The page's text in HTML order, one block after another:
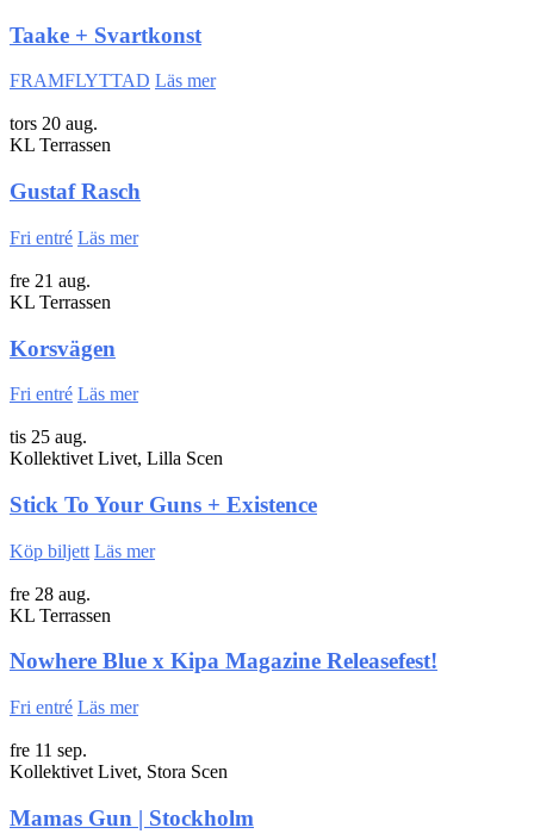
Taake + Svartkonst
FRAMFLYTTAD Läs mer
tors 20 aug.
KL Terrassen
Gustaf Rasch
Fri entré Läs mer
fre 21 aug.
KL Terrassen
Korsvägen
Fri entré Läs mer
tis 25 aug.
Kollektivet Livet, Lilla Scen
Stick To Your Guns + Existence
Köp biljett Läs mer
fre 28 aug.
KL Terrassen
Nowhere Blue x Kipa Magazine Releasefest!
Fri entré Läs mer
fre 11 sep.
Kollektivet Livet, Stora Scen
Mamas Gun | Stockholm